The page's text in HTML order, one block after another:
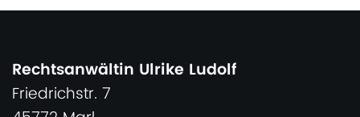
Rechtsanwältin Ulrike Ludolf
Friedrichstr. 7